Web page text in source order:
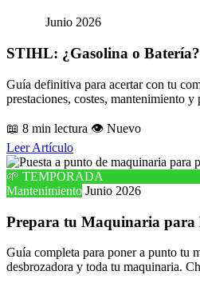
Junio 2026
STIHL: ¿Gasolina o Batería?
Guía definitiva para acertar con tu
prestaciones, costes, mantenimiento y
📖 8 min lectura 👁️ Nuevo
Leer Artículo
🌱 TEMPORADA
Mantenimiento Junio 2026
Prepara tu Maquinaria para
Guía completa para poner a punto tu
desbrozadora y toda tu maquinaria.